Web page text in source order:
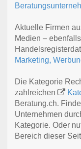
Aktuelle Firmen
Medien –
Marketing,
Die Kategorie
zahlreichen
Beratung.ch.
Unternehmen
Kategorie. Oder
Bereich dieser